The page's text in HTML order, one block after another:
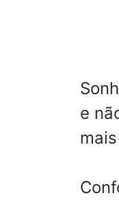
e